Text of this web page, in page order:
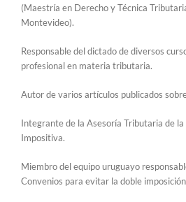
(Maestría en Derecho y Técnica
Montevideo).
Responsable del dictado de diversos
profesional en materia tributaria.
Autor de varios artículos publicados
Integrante de la Asesoría Tributaria de
Impositiva.
Miembro del equipo uruguayo
Convenios para evitar la doble